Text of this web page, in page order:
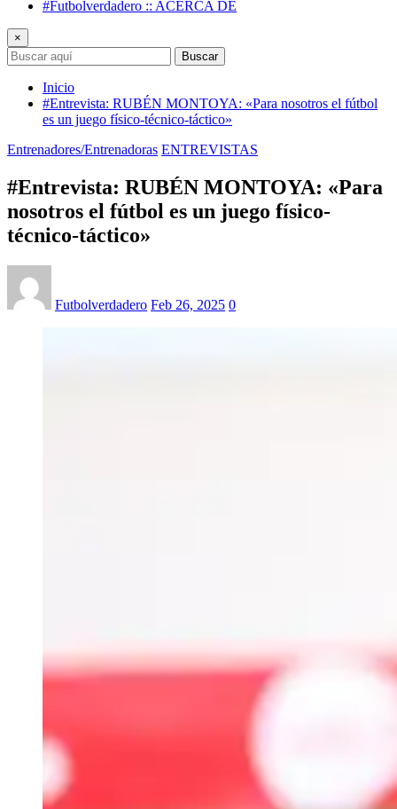
#Futbolverdadero :: ACERCA DE
×
Buscar
Inicio
#Entrevista: RUBÉN MONTOYA: «Para nosotros el fútbol
es un juego físico-técnico-táctico»
Entrenadores/Entrenadoras ENTREVISTAS
#Entrevista: RUBÉN MONTOYA: «Para
nosotros el fútbol es un juego físico-
técnico-táctico»
Futbolverdadero Feb 26, 2025 0